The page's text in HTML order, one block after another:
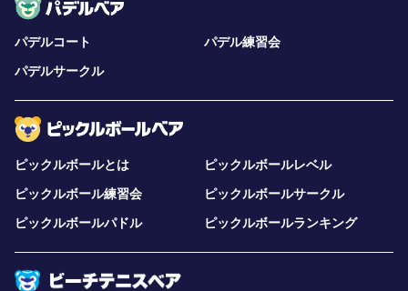
パデルコート
パデル練習会
パデルサークル
ピックルボールとは
ピックルボールレベル
ピックルボール練習会
ピックルボールサークル
ピックルボールパドル
ピックルボールランキング